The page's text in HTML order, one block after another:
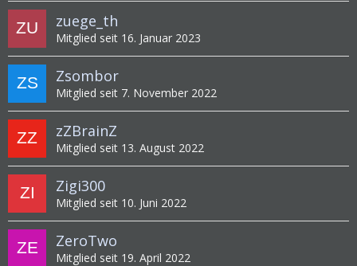
zuege_th
Mitglied seit 16. Januar 2023
Zsombor
Mitglied seit 7. November 2022
zZBrainZ
Mitglied seit 13. August 2022
Zigi300
Mitglied seit 10. Juni 2022
ZeroTwo
Mitglied seit 19. April 2022